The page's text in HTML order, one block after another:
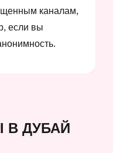
каналам,
если вы
В ДУБАЙ